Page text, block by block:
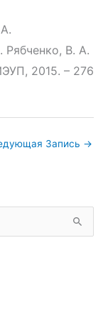
В. А.
2015. – 276
Запись →